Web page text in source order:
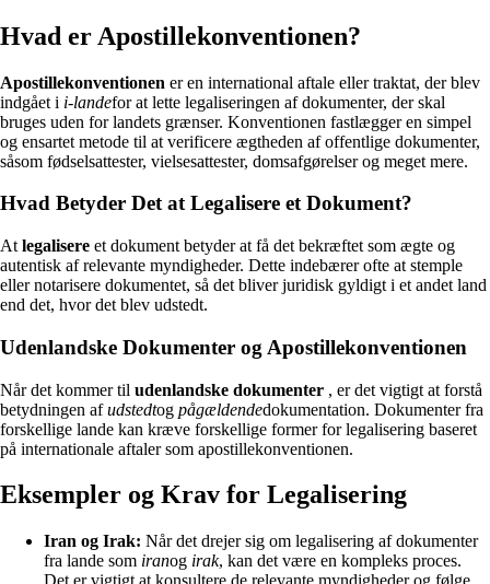
Hvad er Apostillekonventionen?
Apostillekonventionen er en international aftale eller traktat, der blev
indgået i i-landefor at lette legaliseringen af dokumenter, der skal
bruges uden for landets grænser. Konventionen fastlægger en simpel
og ensartet metode til at verificere ægtheden af offentlige dokumenter,
såsom fødselsattester, vielsesattester, domsafgørelser og meget mere.
Hvad Betyder Det at Legalisere et Dokument?
At legalisere et dokument betyder at få det bekræftet som ægte og
autentisk af relevante myndigheder. Dette indebærer ofte at stemple
eller notarisere dokumentet, så det bliver juridisk gyldigt i et andet land
end det, hvor det blev udstedt.
Udenlandske Dokumenter og Apostillekonventionen
Når det kommer til udenlandske dokumenter , er det vigtigt at forstå
betydningen afudstedtog pågældendedokumentation. Dokumenter fra
forskellige lande kan kræve forskellige former for legalisering baseret
på internationale aftaler som apostillekonventionen.
Eksempler og Krav for Legalisering
Iran og Irak: Når det drejer sig om legalisering af dokumenter
fra lande som iranog irak, kan det være en kompleks proces.